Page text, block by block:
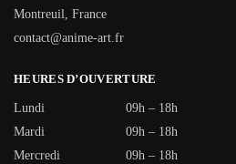
Montreuil, France
contact@anime-art.fr
HEURES D’OUVERTURE
Lundi
09h – 18h
Mardi
09h – 18h
Mercredi
09h – 18h